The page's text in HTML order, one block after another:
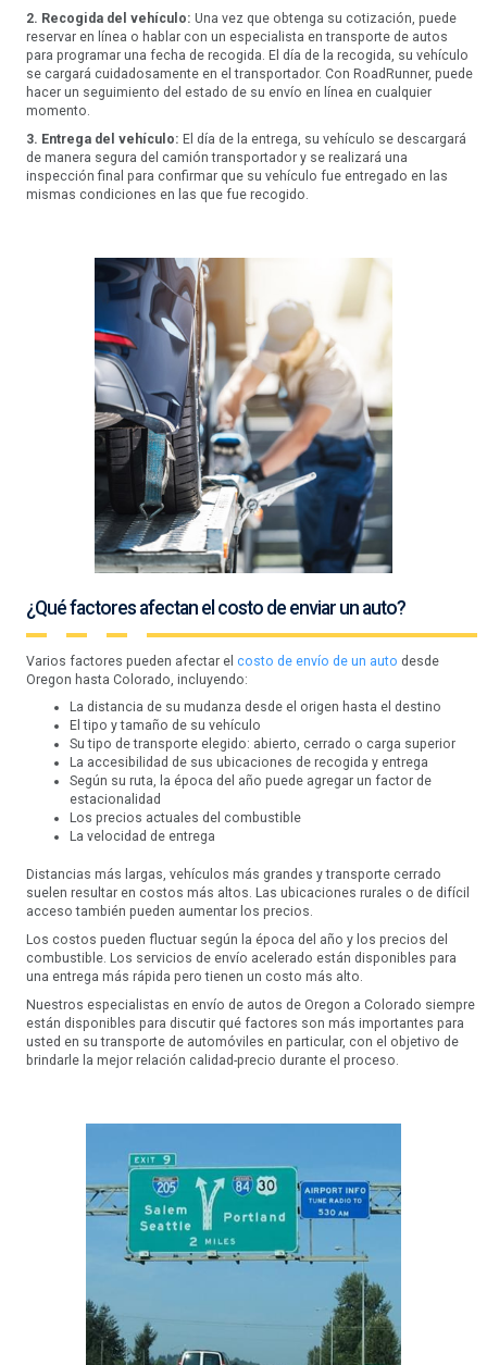
2. Recogida del vehículo: Una vez que obtenga su cotización, puede
reservar en línea o hablar con un especialista en transporte de autos
para programar una fecha de recogida. El día de la recogida, su vehículo
se cargará cuidadosamente en el transportador. Con RoadRunner, puede
hacer un seguimiento del estado de su envío en línea en cualquier
momento.
3. Entrega del vehículo: El día de la entrega, su vehículo se descargará
de manera segura del camión transportador y se realizará una
inspección final para confirmar que su vehículo fue entregado en las
mismas condiciones en las que fue recogido.
¿Qué factores afectan el costo de enviar un auto?
Varios factores pueden afectar el costo de envío de un auto desde
Oregon hasta Colorado, incluyendo:
La distancia de su mudanza desde el origen hasta el destino
El tipo y tamaño de su vehículo
Su tipo de transporte elegido: abierto, cerrado o carga superior
La accesibilidad de sus ubicaciones de recogida y entrega
Según su ruta, la época del año puede agregar un factor de
estacionalidad
Los precios actuales del combustible
La velocidad de entrega
Distancias más largas, vehículos más grandes y transporte cerrado
suelen resultar en costos más altos. Las ubicaciones rurales o de difícil
acceso también pueden aumentar los precios.
Los costos pueden fluctuar según la época del año y los precios del
combustible. Los servicios de envío acelerado están disponibles para
una entrega más rápida pero tienen un costo más alto.
Nuestros especialistas en envío de autos de Oregon a Colorado siempre
están disponibles para discutir qué factores son más importantes para
usted en su transporte de automóviles en particular, con el objetivo de
brindarle la mejor relación calidad-precio durante el proceso.